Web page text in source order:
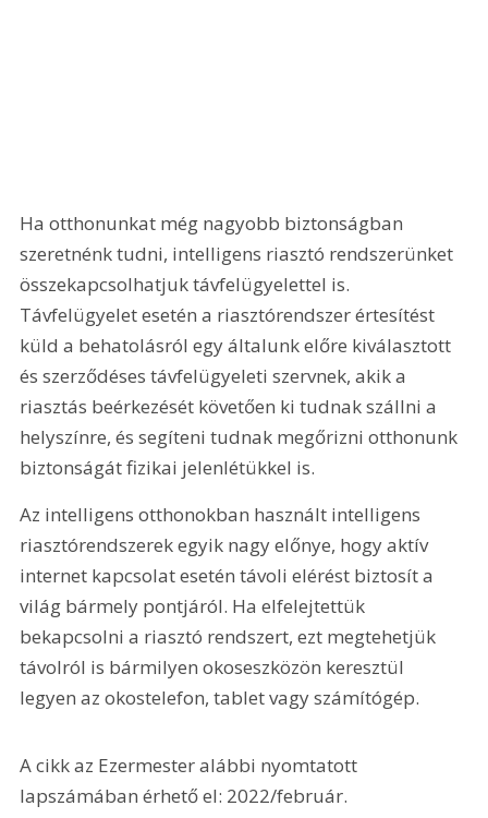
Ha otthonunkat még nagyobb biztonságban
szeretnénk tudni, intelligens riasztó rendszerünket
összekapcsolhatjuk távfelügyelettel is.
Távfelügyelet esetén a riasztórendszer értesítést
küld a behatolásról egy általunk előre kiválasztott
és szerződéses távfelügyeleti szervnek, akik a
riasztás beérkezését követően ki tudnak szállni a
helyszínre, és segíteni tudnak megőrizni otthonunk
biztonságát fizikai jelenlétükkel is.
Az intelligens otthonokban használt intelligens
riasztórendszerek egyik nagy előnye, hogy aktív
internet kapcsolat esetén távoli elérést biztosít a
világ bármely pontjáról. Ha elfelejtettük
bekapcsolni a riasztó rendszert, ezt megtehetjük
távolról is bármilyen okoseszközön keresztül
legyen az okostelefon, tablet vagy számítógép.
A cikk az Ezermester alábbi nyomtatott
lapszámában érhető el: 2022/február.